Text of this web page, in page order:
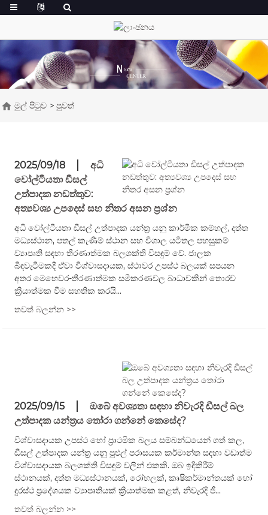
මුල් පිටුව පුවත්
2025/09/18
අධි
වෝල්ටීයතා ඩීසල්
උත්පාදක නඩත්තුව:
අත්‍යවශ්‍ය උපදෙස් සහ නිතර අසන ප්‍රශ්න
අධි වෝල්ටීයතා ඩීසල් උත්පාදක යන්ත්‍ර යනු කාර්මික කම්හල්, දත්ත
මධ්‍යස්ථාන, පතල් කැණීම් ස්ථාන සහ විශාල යටිතල පහසුකම්
ව්‍යාපෘති සඳහා තීරණාත්මක බලශක්ති විසඳුම් වේ. ජාලක
බිඳවැටීමකදී ඒවා විශ්වාසදායක, ස්ථාවර උපස්ථ බලයක් සපයන
අතර මෙහෙවර-තීරණාත්මක සමීකරණවල බාධාවකින් තොරව
ක්‍රියාත්මක වීම සහතික කරයි...
තවත් බලන්න >>
2025/09/15
ඔබේ අවශ්‍යතා සඳහා නිවැරදි ඩීසල් බල
උත්පාදක යන්ත්‍රය තෝරා ගන්නේ කෙසේද?
විශ්වාසදායක උපස්ථ හෝ ප්‍රාථමික බලය සම්බන්ධයෙන් ගත් කල,
ඩීසල් උත්පාදක යන්ත්‍ර යනු පුළුල් පරාසයක කර්මාන්ත සඳහා වඩාත්ම
විශ්වාසදායක බලශක්ති විසඳුම් වලින් එකකි. ඔබ ඉදිකිරීම්
ස්ථානයක්, දත්ත මධ්‍යස්ථානයක්, රෝහලක්, කෘෂිකර්මාන්තයක් හෝ
දුරස්ථ ප්‍රදේශයක ව්‍යාපෘතියක් ක්‍රියාත්මක කළත්, නිවැරදි ජී...
තවත් බලන්න >>